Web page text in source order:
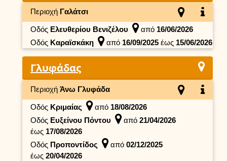
Περιοχή Γαλάτσι
Οδός Ελευθερίου Βενιζέλου από 16/06/2026
Οδός Καραϊσκάκη από 16/09/2025 έως 15/06/2026
Γλυφάδας
Περιοχή Άνω Γλυφάδα
Οδός Κριμαίας από 18/08/2026
Οδός Ευξείνου Πόντου από 21/04/2026
έως 17/08/2026
Οδός Προποντίδος από 02/12/2025
έως 20/04/2026